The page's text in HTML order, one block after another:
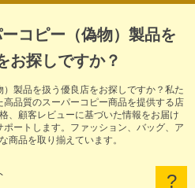
コピー（偽物）製品を
お探しですか？
製品を扱う優良店をお探しですか？私た
品質のスーパーコピー商品を提供する店
、顧客レビューに基づいた情報をお届け
ートします。ファッション、バッグ、ア
商品を取り揃えています。